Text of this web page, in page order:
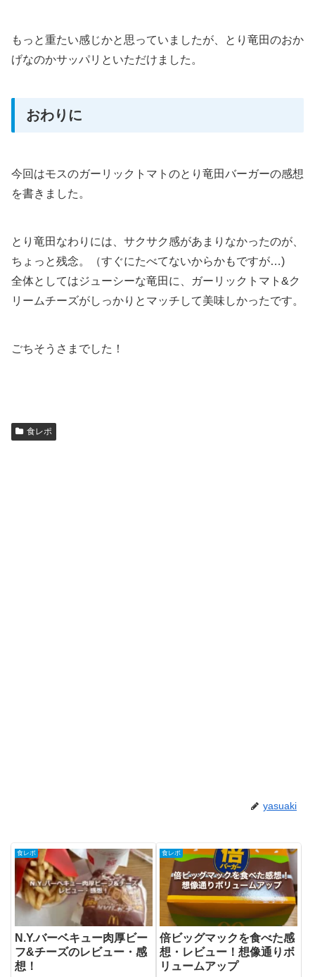
もっと重たい感じかと思っていましたが、とり竜田のおか
げなのかサッパリといただけました。
おわりに
今回はモスのガーリックトマトのとり竜田バーガーの感想
を書きました。
とり竜田なわりには、サクサク感があまりなかったのが、
ちょっと残念。（すぐにたべてないからかもですが…)
全体としてはジューシーな竜田に、ガーリックトマト&ク
リームチーズがしっかりとマッチして美味しかったです。
ごちそうさまでした！
食レポ
yasuaki
食レポ
N.Y.バーベキュー肉厚ビー
フ&チーズのレビュー・感
想！
食レポ
倍ビッグマックを食べた感
想・レビュー！想像通りボ
リュームアップ